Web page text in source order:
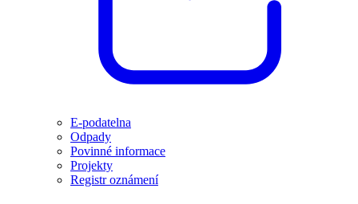
E-podatelna
Odpady
Povinné informace
Projekty
Registr oznámení